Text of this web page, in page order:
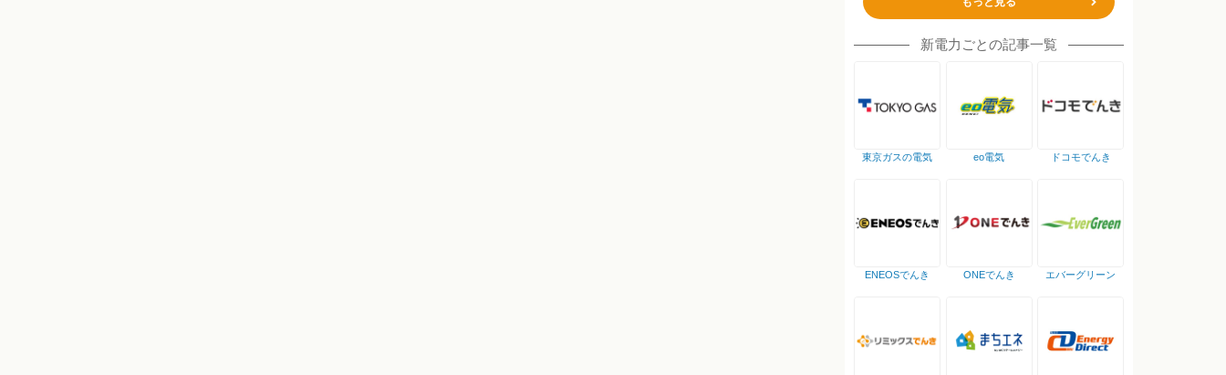
新電力ごとの記事一覧
東京ガスの電気 eo電気 ドコモでんき
ENEOSでんき ONEでんき エバーグリーン